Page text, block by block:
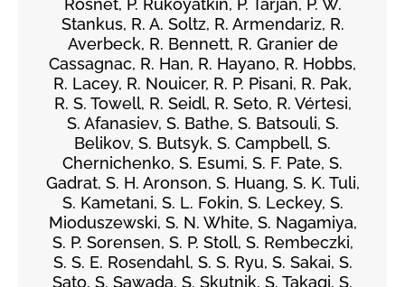
Rosnet, P. Rukoyatkin, P. Tarján, P. W.
Stankus, R. A. Soltz, R. Armendariz, R.
Averbeck, R. Bennett, R. Granier de
Cassagnac, R. Han, R. Hayano, R. Hobbs,
R. Lacey, R. Nouicer, R. P. Pisani, R. Pak,
R. S. Towell, R. Seidl, R. Seto, R. Vértesi,
S. Afanasiev, S. Bathe, S. Batsouli, S.
Belikov, S. Butsyk, S. Campbell, S.
Chernichenko, S. Esumi, S. F. Pate, S.
Gadrat, S. H. Aronson, S. Huang, S. K. Tuli,
S. Kametani, S. L. Fokin, S. Leckey, S.
Mioduszewski, S. N. White, S. Nagamiya,
S. P. Sorensen, S. P. Stoll, S. Rembeczki,
S. S. E. Rosendahl, S. S. Ryu, S. Sakai, S.
Sato, S. Sawada, S. Skutnik, S. Takagi, S.